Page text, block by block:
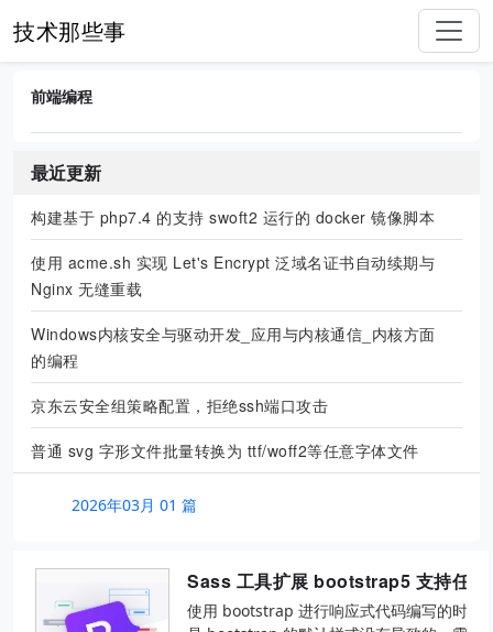
技术那些事
前端编程
最近更新
构建基于 php7.4 的支持 swoft2 运行的 docker 镜像脚本
使用 acme.sh 实现 Let's Encrypt 泛域名证书自动续期与
Nginx 无缝重载
Windows内核安全与驱动开发_应用与内核通信_内核方面
的编程
京东云安全组策略配置，拒绝ssh端口攻击
普通 svg 字形文件批量转换为 ttf/woff2等任意字体文件
2026年03月 01 篇
Sass 工具扩展 bootstrap5 支持任意
使用 bootstrap 进行响应式代码编写的时候